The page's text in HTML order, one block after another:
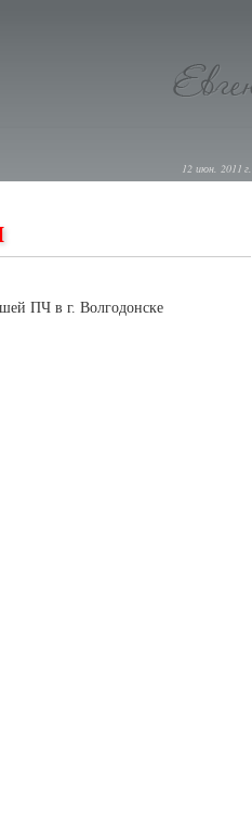
12 июн. 2011 г.
ПЧ в г. Волгодонске